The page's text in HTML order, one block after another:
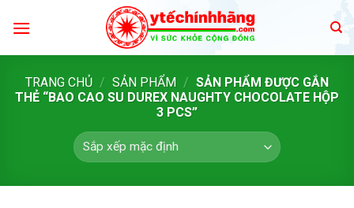
TRANG CHỦ / SẢN PHẨM / SẢN PHẨM ĐƯỢC GẮN
THẺ “BAO CAO SU DUREX NAUGHTY CHOCOLATE HỘP
3 PCS”